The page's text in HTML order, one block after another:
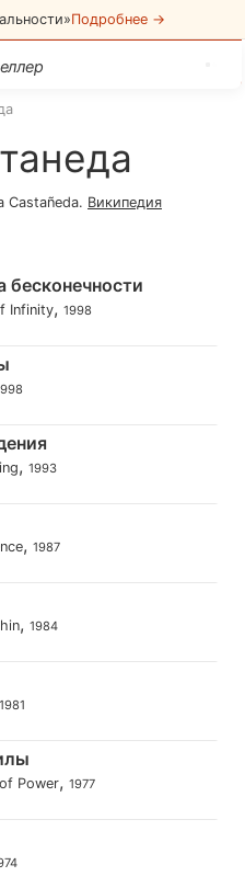
Подробнее →
Castañeda. Википедия
бесконечности
Infinity, 1998
, 1993
, 1987
, 1984
1981
Power, 1977